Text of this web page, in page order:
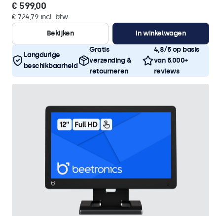
€ 599,00
€ 724,79 incl. btw
Bekijken
In winkelwagen
Langdurige
beschikbaarheid
Gratis
verzending &
retourneren
4,8/5 op basis
van 5.000+
reviews